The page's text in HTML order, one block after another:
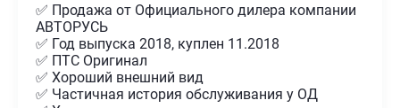
✅ Продажа от Официального дилера компании
АВТОРУСЬ
✅ Год выпуска 2018, куплен 11.2018
✅ ПТС Оригинал
✅ Хороший внешний вид
✅ Частичная история обслуживания у ОД